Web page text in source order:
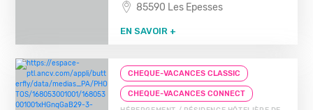
85590 Les Epesses
EN SAVOIR +
CHEQUE-VACANCES CLASSIC
CHEQUE-VACANCES CONNECT